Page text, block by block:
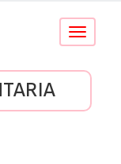
Conmutar